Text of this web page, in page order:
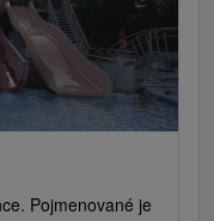
Lyžiarske strediská
a kiná v prírode
Pojmenované je